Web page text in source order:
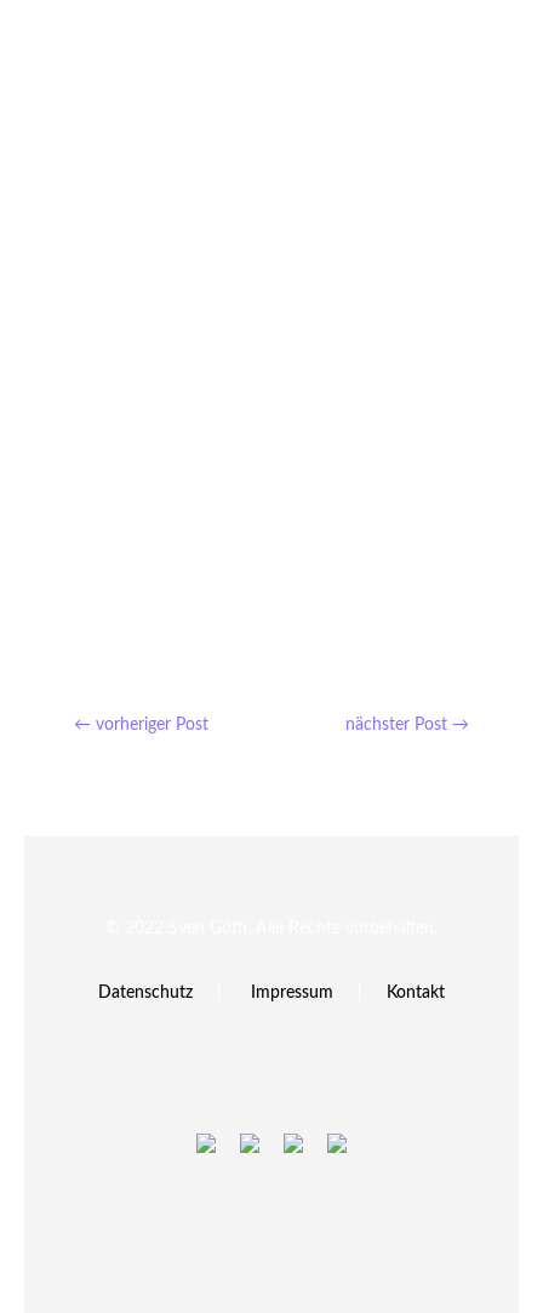
← vorheriger Post nächster Post →
Datenschutz| Impressum Kontakt